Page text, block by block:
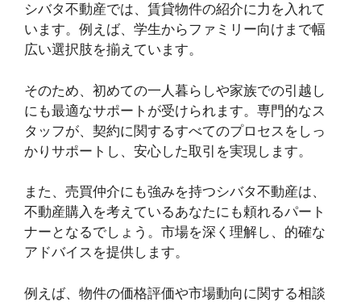
シバタ不動産では、賃貸物件の紹介に力を入れて
います。例えば、学生からファミリー向けまで幅
広い選択肢を揃えています。
そのため、初めての一人暮らしや家族での引越し
にも最適なサポートが受けられます。専門的なス
タッフが、契約に関するすべてのプロセスをしっ
かりサポートし、安心した取引を実現します。
また、売買仲介にも強みを持つシバタ不動産は、
不動産購入を考えているあなたにも頼れるパート
ナーとなるでしょう。市場を深く理解し、的確な
アドバイスを提供します。
例えば、物件の価格評価や市場動向に関する相談